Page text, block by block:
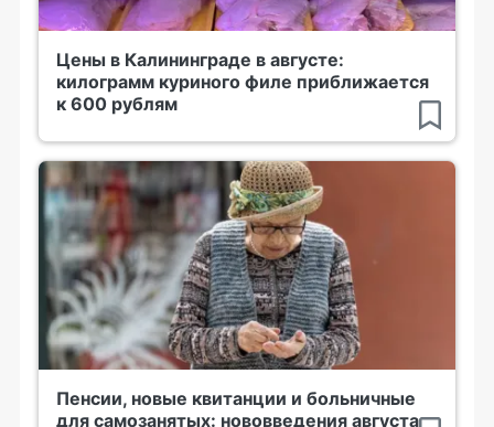
Цены в Калининграде в августе:
килограмм куриного филе приближается
к 600 рублям
Пенсии, новые квитанции и больничные
для самозанятых: нововведения августа